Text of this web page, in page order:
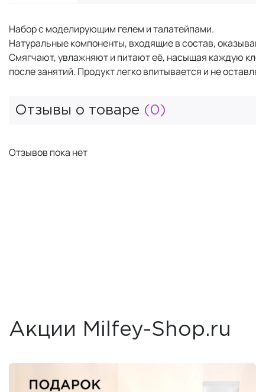
Набор с моделирующим гелем и талатейпами.
Натуральные компоненты, входящие в состав,
Смягчают, увлажняют и питают её, насыщая каждую
после занятий. Продукт легко впитывается и не
Отзывы о товаре (0)
Отзывов пока нет
Акции Milfey-Shop.ru